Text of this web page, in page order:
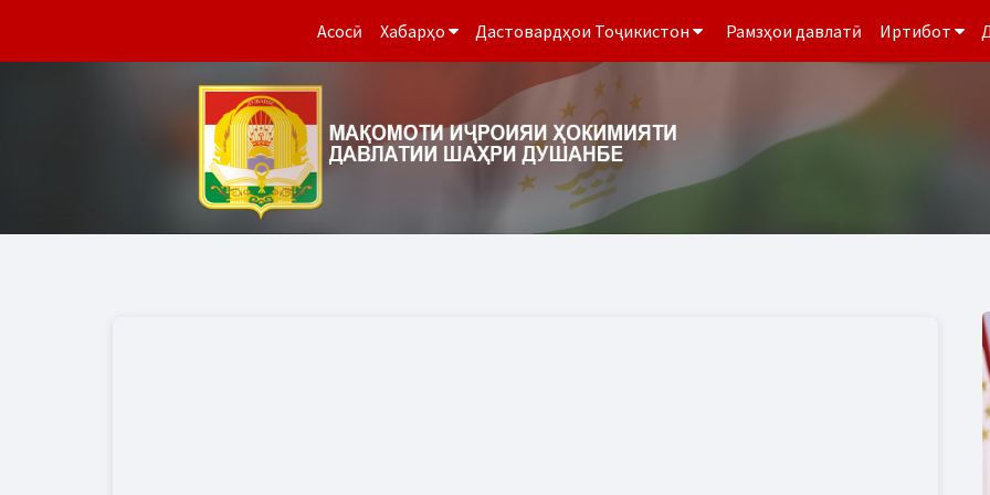
Асосӣ Хабарҳо Дастовардҳои Тоҷикистон Рамзҳои давлатӣ Иртибот